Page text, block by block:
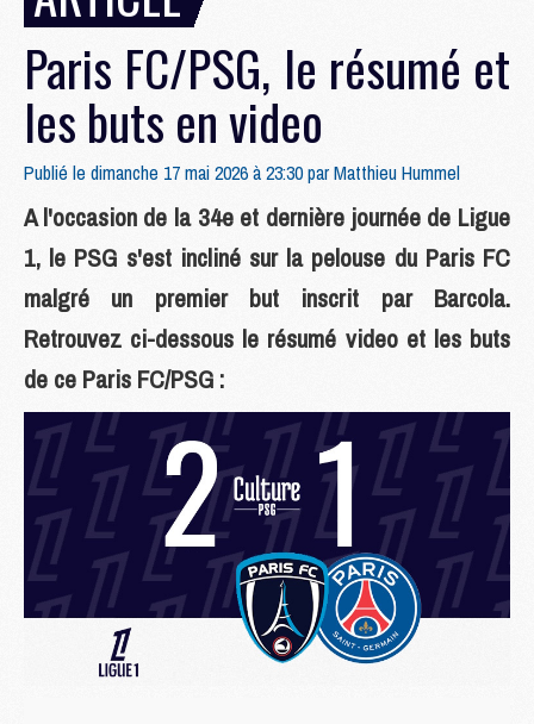
Paris FC/PSG, le résumé et
les buts en video
Publié le dimanche 17 mai 2026 à 23:30 parMatthieu Hummel
A l'occasion de la 34e et dernière journée de Ligue
1, le PSG s'est incliné sur la pelouse du Paris FC
malgré un premier but inscrit par Barcola.
Retrouvez ci-dessous le résumé video et les buts
de ce Paris FC/PSG :